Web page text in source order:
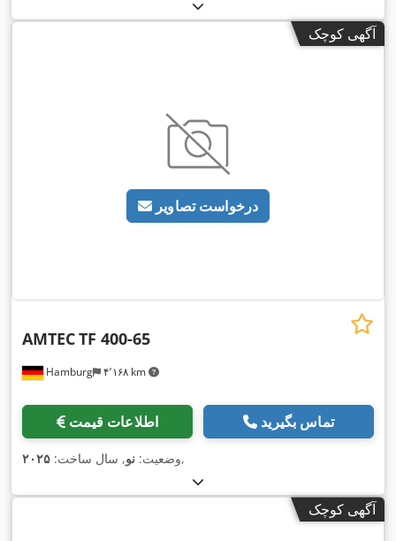
آگهی کوچک
درخواست تصاویر
Hamburg ۴٬۱۶۸ km
AMTECTF 400-65
اطلاعات قیمت تماس بگیرید
وضعیت: نو, سال ساخت: ۲۰۲۵ ,
آگهی کوچک